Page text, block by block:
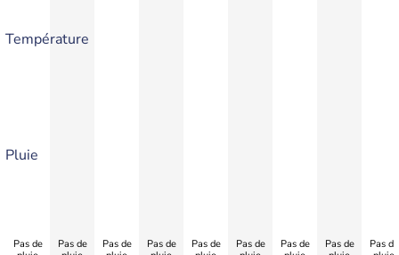
Température
Pluie
Pas de
Pas de
Pas de
Pas de
Pas de
Pas de
Pas de
Pas de
Pas de